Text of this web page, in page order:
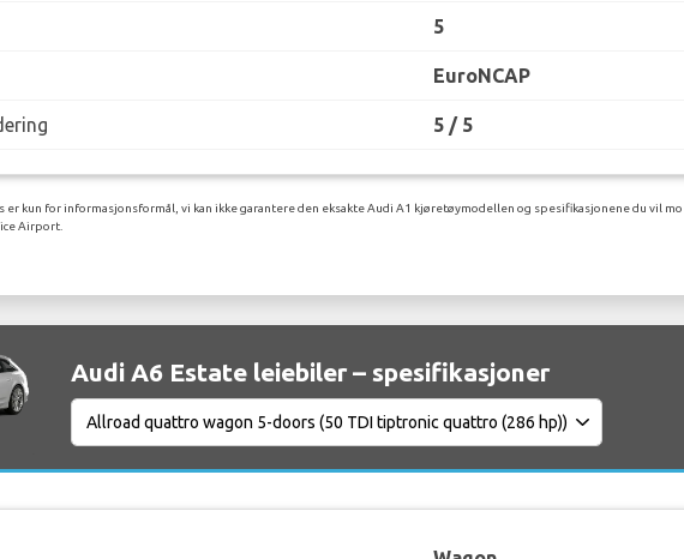
5
EuroNCAP
5 / 5
er kun for informasjonsformål, vi kan ikke garantere den eksakte Audi A1 kjøretøymodellen og spesifikasjonene du vil
Airport.
Audi A6 Estate leiebiler – spesifikasjoner